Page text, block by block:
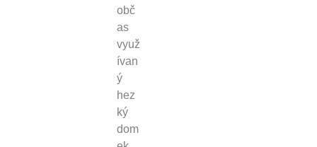
obč
as
využ
ívan
ý
hez
ký
dom